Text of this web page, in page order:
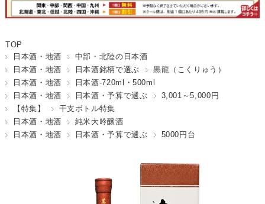
TOP
日本酒・地酒
中部・北陸の日本酒
日本酒・地酒
日本酒銘柄で選ぶ
黒龍（こくりゅう）
日本酒・地酒
日本酒-720ml・500ml
日本酒・地酒
日本酒・予算で選ぶ
3,001～5,000円
【特集】
干支ボトル特集
日本酒・地酒
純米大吟醸酒
日本酒・地酒
日本酒・予算で選ぶ 5000円台